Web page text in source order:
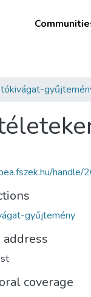
gyűjtemény
address
coverage